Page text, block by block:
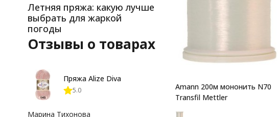
Amann 200м мононить N70
Transfil Mettler
Летняя пряжа: какую лучше
выбрать для жаркой
погоды
Отзывы о товарах
Пряжа Alize Diva
5.0
Марина Тихонова